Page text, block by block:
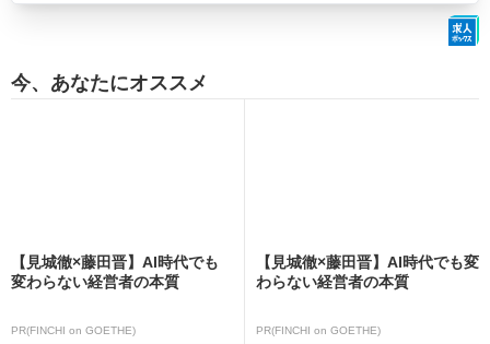
今、あなたにオススメ
【見城徹×藤田晋】AI時代でも
変わらない経営者の本質
PR(FINCHI on GOETHE)
【見城徹×藤田晋】AI時代でも変
わらない経営者の本質
PR(FINCHI on GOETHE)